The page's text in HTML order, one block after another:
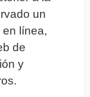
un
línea,
de
y